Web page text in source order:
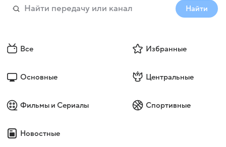
Найти
Все Избранные
Основные Центральные
Фильмы и Сериалы Спортивные
Новостные